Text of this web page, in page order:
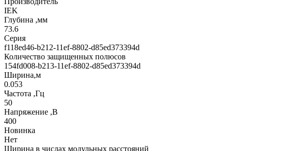
IEK
Глубина ,мм
73.6
Серия
f118ed46-b212-11ef-8802-d85ed373394d
Количество защищенных полюсов
154fd008-b213-11ef-8802-d85ed373394d
Ширина,м
0.053
Частота ,Гц
50
Напряжение ,В
400
Новинка
Нет
Ширина в числах модульных расстояний